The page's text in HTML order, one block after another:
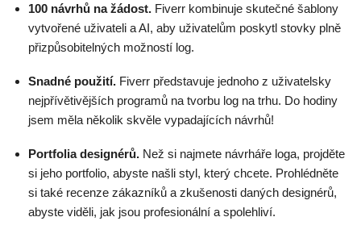
100 návrhů na žádost. Fiverr kombinuje skutečné šablony
vytvořené uživateli a AI, aby uživatelům poskytl stovky plně
přizpůsobitelných možností log.
Snadné použití. Fiverr představuje jednoho z uživatelsky
nejpřívětivějších programů na tvorbu log na trhu. Do hodiny
jsem měla několik skvěle vypadajících návrhů!
Portfolia designérů. Než si najmete návrháře loga, projděte
si jeho portfolio, abyste našli styl, který chcete. Prohlédněte
si také recenze zákazníků a zkušenosti daných designérů,
abyste viděli, jak jsou profesionální a spolehliví.